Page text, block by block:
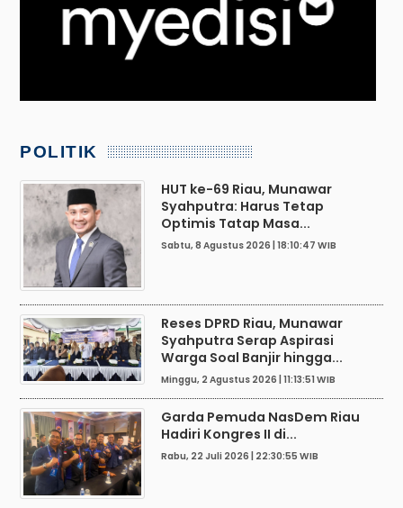
POLITIK
HUT ke-69 Riau, Munawar
Syahputra: Harus Tetap
Optimis Tatap Masa...
Sabtu, 8 Agustus 2026 | 18:10:47 WIB
Reses DPRD Riau, Munawar
Syahputra Serap Aspirasi
Warga Soal Banjir hingga...
Minggu, 2 Agustus 2026 | 11:13:51 WIB
Garda Pemuda NasDem Riau
Hadiri Kongres II di...
Rabu, 22 Juli 2026 | 22:30:55 WIB